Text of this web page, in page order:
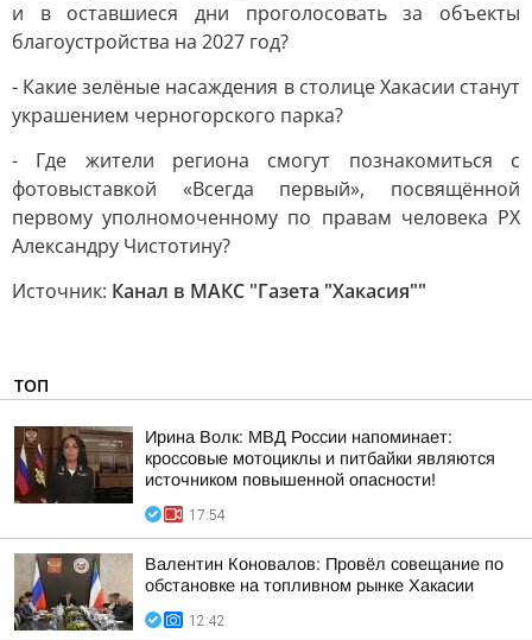
и в оставшиеся дни проголосовать за объекты
благоустройства на 2027 год?
- Какие зелёные насаждения в столице Хакасии станут
украшением черногорского парка?
- Где жители региона смогут познакомиться с
фотовыставкой «Всегда первый», посвящённой
первому уполномоченному по правам человека РХ
Александру Чистотину?
Источник: Канал в МАКС "Газета "Хакасия""
ТОП
Ирина Волк: МВД России напоминает:
кроссовые мотоциклы и питбайки являются
источником повышенной опасности!
17:54
Валентин Коновалов: Провёл совещание по
обстановке на топливном рынке Хакасии
12:42